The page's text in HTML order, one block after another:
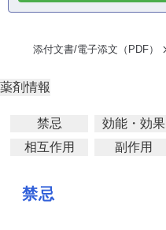
添付文書/電子添文（PDF）
薬剤情報
禁忌 効能・効果
相互作用
副作用
禁忌